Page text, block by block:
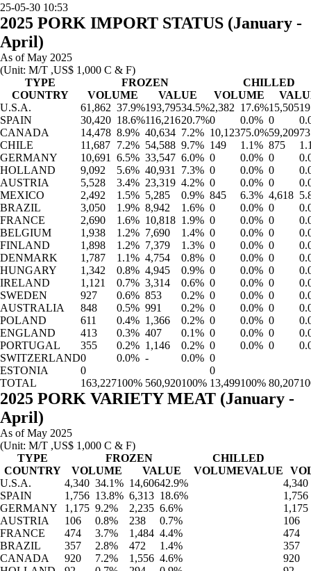
25-05-30 10:53
2025 PORK IMPORT STATUS (January -
April)
As of May 2025
(Unit: M/T ,US$ 1,000 C & F)
TYPE
FROZEN
CHILLED
COUNTRY
VOLUME VALUE VOLUME
U.S.A.
61,862 37.9%193,79534.5%2,382 17.6%15,505
SPAIN
30,420 18.6%116,21620.7%0 0.0% 0
CANADA
14,478 8.9% 40,634 7.2% 10,12375.0%59,209
CHILE
11,687 7.2% 54,588 9.7% 149 1.1% 875
GERMANY
10,691 6.5% 33,547 6.0% 0 0.0% 0
HOLLAND
9,092 5.6% 40,931 7.3% 0 0.0% 0
AUSTRIA
5,528 3.4% 23,319 4.2% 0 0.0% 0
MEXICO
2,492 1.5% 5,285 0.9% 845 6.3% 4,618
BRAZIL
3,050 1.9% 8,942 1.6% 0 0.0% 0
FRANCE
2,690 1.6% 10,818 1.9% 0 0.0% 0
BELGIUM
1,938 1.2% 7,690 1.4% 0 0.0% 0
FINLAND
1,898 1.2% 7,379 1.3% 0 0.0% 0
DENMARK
1,787 1.1% 4,754 0.8% 0 0.0% 0
HUNGARY
1,342 0.8% 4,945 0.9% 0 0.0% 0
IRELAND
1,121 0.7% 3,314 0.6% 0 0.0% 0
SWEDEN
927 0.6% 853 0.2% 0 0.0% 0
AUSTRALIA
848 0.5% 991 0.2% 0 0.0% 0
POLAND
611 0.4% 1,366 0.2% 0 0.0% 0
ENGLAND
413 0.3% 407 0.1% 0 0.0% 0
PORTUGAL
355 0.2% 1,146 0.2% 0 0.0% 0
SWITZERLAND0 0.0% - 0.0% 0
ESTONIA
0
0
TOTAL
163,227100% 560,920100% 13,499100% 80,207
2025 PORK VARIETY MEAT (January -
April)
As of May 2025
(Unit: M/T ,US$ 1,000 C & F)
TYPE
FROZEN
CHILLED
COUNTRY
VOLUME VALUE VOLUMEVALUE
U.S.A.
4,340 34.1% 14,60642.9%
4,340
SPAIN
1,756 13.8% 6,313 18.6%
1,756
GERMANY
1,175 9.2% 2,235 6.6%
1,175
AUSTRIA
106 0.8% 238 0.7%
106
FRANCE
474 3.7% 1,484 4.4%
474
BRAZIL
357 2.8% 472 1.4%
357
CANADA
920 7.2% 1,556 4.6%
920